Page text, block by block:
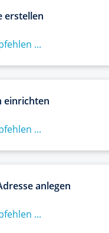
erstellen
...
einrichten
...
anlegen
...